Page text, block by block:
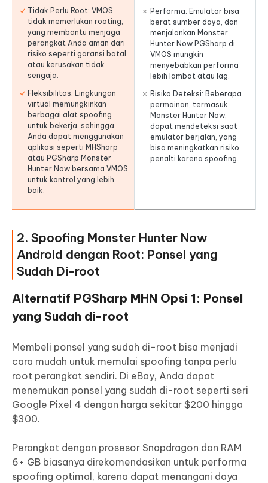
Tidak Perlu Root: VMOS
tidak memerlukan rooting,
yang membantu menjaga
perangkat Anda aman dari
risiko seperti garansi batal
atau kerusakan tidak
sengaja.
Fleksibilitas: Lingkungan
virtual memungkinkan
berbagai alat spoofing
untuk bekerja, sehingga
Anda dapat menggunakan
aplikasi seperti MHSharp
atau PGSharp Monster
Hunter Now bersama VMOS
untuk kontrol yang lebih
baik.
Performa: Emulator bisa
berat sumber daya, dan
menjalankan Monster
Hunter Now PGSharp di
VMOS mungkin
menyebabkan performa
lebih lambat atau lag.
Risiko Deteksi: Beberapa
permainan, termasuk
Monster Hunter Now,
dapat mendeteksi saat
emulator berjalan, yang
bisa meningkatkan risiko
penalti karena spoofing.
2. Spoofing Monster Hunter Now
Android dengan Root: Ponsel yang
Sudah Di-root
Alternatif PGSharp MHN Opsi 1: Ponsel
yang Sudah di-root
Membeli ponsel yang sudah di-root bisa menjadi
cara mudah untuk memulai spoofing tanpa perlu
root perangkat sendiri. Di eBay, Anda dapat
menemukan ponsel yang sudah di-root seperti seri
Google Pixel 4 dengan harga sekitar $200 hingga
$300.
Perangkat dengan prosesor Snapdragon dan RAM
6+ GB biasanya direkomendasikan untuk performa
spoofing optimal, karena dapat menangani daya